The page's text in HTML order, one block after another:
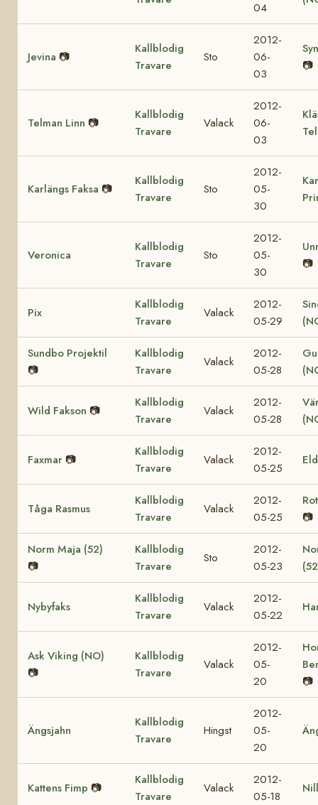
04
Jevina 📷
Kallblodig
Travare
Sto
2012-
06-
03
📷
Telman Linn 📷
Kallblodig
Travare
Valack
2012-
06-
03
Karlängs Faksa 📷
Kallblodig
Travare
Sto
2012-
05-
30
Veronica
Kallblodig
Travare
Sto
2012-
05-
30
📷
Pix
Kallblodig
Travare
Valack
2012-
05-29
Sundbo Projektil
📷
Kallblodig
Travare
Valack
2012-
05-28
Wild Fakson 📷
Kallblodig
Travare
Valack
2012-
05-28
Faxmar 📷
Kallblodig
Travare
Valack
2012-
05-25
Tåga Rasmus
Kallblodig
Travare
Valack
2012-
05-25
📷
Norm Maja (52)
📷
Kallblodig
Travare
Sto
2012-
05-23
Nybyfaks
Kallblodig
Travare
Valack
2012-
05-22
Ask Viking (NO)
📷
Kallblodig
Travare
Valack
2012-
05-
20
📷
Ängsjahn
Kallblodig
Travare
Hingst
2012-
05-
20
Kattens Fimp 📷
Kallblodig
Travare
Valack
2012-
05-18